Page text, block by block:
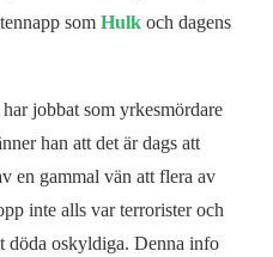
som Hulk och dagens
har jobbat som yrkesmördare
han att det är dags att
en gammal vän att flera av
inte alls var terrorister och
döda oskyldiga. Denna info